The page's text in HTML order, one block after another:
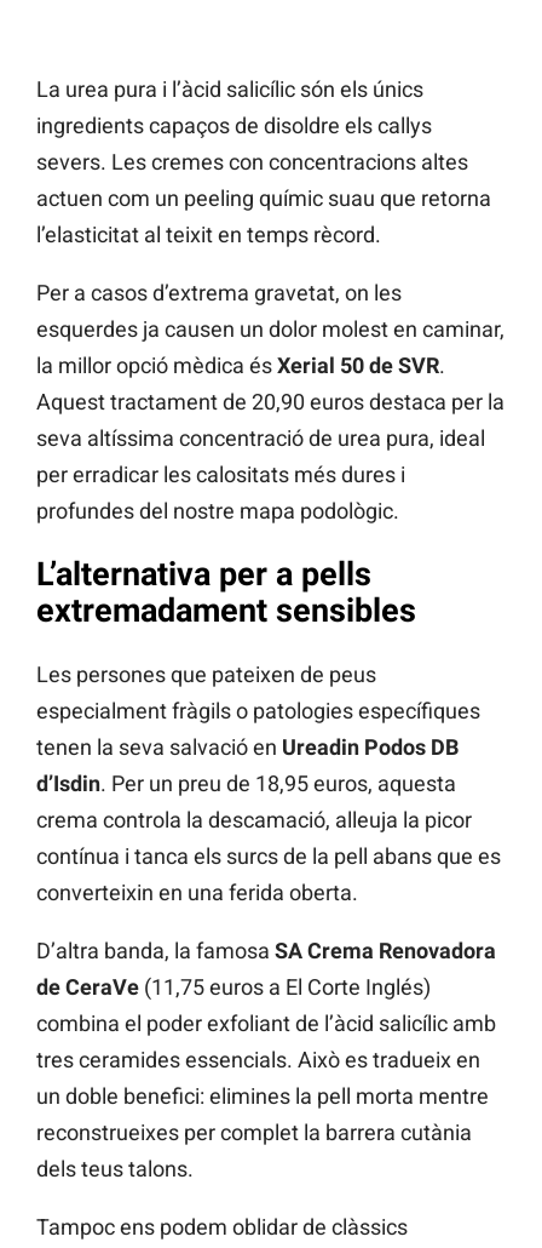
La urea pura i l’àcid salicílic són els únics
ingredients capaços de disoldre els callys
severs. Les cremes con concentracions altes
actuen com un peeling químic suau que retorna
l’elasticitat al teixit en temps rècord.
Per a casos d’extrema gravetat, on les
esquerdes ja causen un dolor molest en caminar,
la millor opció mèdica ésXerial 50 de SVR.
Aquest tractament de 20,90 euros destaca per la
seva altíssima concentració de urea pura, ideal
per erradicar les calositats més dures i
profundes del nostre mapa podològic.
L’alternativa per a pells
extremadament sensibles
Les persones que pateixen de peus
especialment fràgils o patologies específiques
tenen la seva salvació en Ureadin Podos DB
d’Isdin. Per un preu de 18,95 euros, aquesta
crema controla la descamació, alleuja la picor
contínua i tanca els surcs de la pell abans que es
converteixin en una ferida oberta.
D’altra banda, la famosa SA Crema Renovadora
de CeraVe (11,75 euros a El Corte Inglés)
combina el poder exfoliant de l’àcid salicílic amb
tres ceramides essencials. Això es tradueix en
un doble benefici: elimines la pell morta mentre
reconstrueixes per complet la barrera cutània
dels teus talons.
Tampoc ens podem oblidar de clàssics